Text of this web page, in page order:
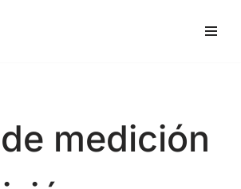
medición